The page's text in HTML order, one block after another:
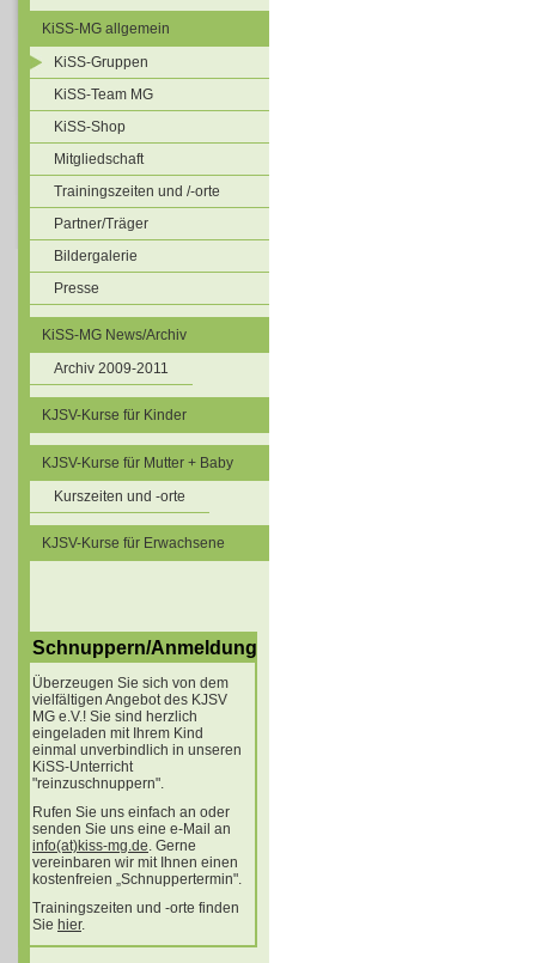
KiSS-MG allgemein
KiSS-Gruppen
KiSS-Team MG
KiSS-Shop
Mitgliedschaft
Trainingszeiten und /-orte
Partner/Träger
Bildergalerie
Presse
KiSS-MG News/Archiv
Archiv 2009-2011
KJSV-Kurse für Kinder
KJSV-Kurse für Mutter + Baby
Kurszeiten und -orte
KJSV-Kurse für Erwachsene
Schnuppern/Anmeldung
Überzeugen Sie sich von dem
vielfältigen Angebot des KJSV
MG e.V.! Sie sind herzlich
eingeladen mit Ihrem Kind
einmal unverbindlich in unseren
KiSS-Unterricht
"reinzuschnuppern".
Rufen Sie uns einfach an oder
senden Sie uns eine e-Mail an
info(at)kiss-mg.de. Gerne
vereinbaren wir mit Ihnen einen
kostenfreien „Schnuppertermin".
Trainingszeiten und -orte finden
Sie hier.